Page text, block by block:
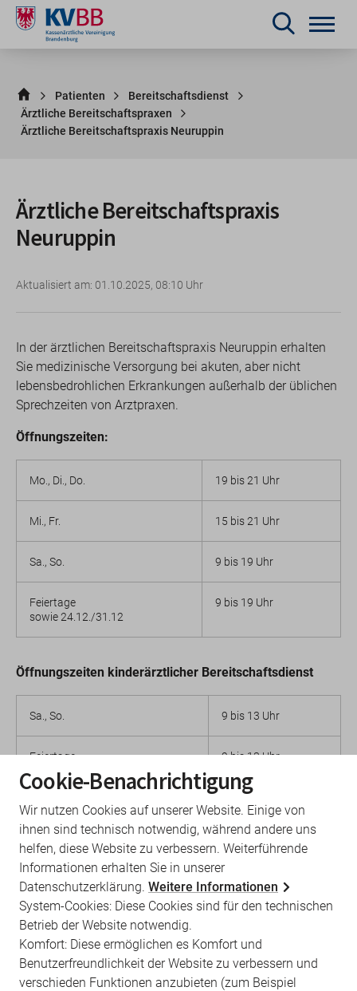
Patienten
Bereitschaftsdienst
Ärztliche Bereitschaftspraxen
Ärztliche Bereitschaftspraxis Neuruppin
Ärztliche Bereitschaftspraxis
Neuruppin
Aktualisiert am: 01.10.2025, 08:10 Uhr
In der ärztlichen Bereitschaftspraxis Neuruppin erhalten
Sie medizinische Versorgung bei akuten, aber nicht
lebensbedrohlichen Erkrankungen außerhalb der üblichen
Sprechzeiten von Arztpraxen.
Öffnungszeiten:
Mo., Di., Do. 19 bis 21 Uhr
Mi., Fr. 15 bis 21 Uhr
Sa., So. 9 bis 19 Uhr
Feiertage
sowie 24.12./31.12
9 bis 19 Uhr
Öffnungszeiten kinderärztlicher Bereitschaftsdienst
Sa., So. 9 bis 13 Uhr
Feiertage
sowie 24.12./31.12
9 bis 13 Uhr
Cookie-Benachrichtigung
Wir nutzen Cookies auf unserer Website. Einige von
ihnen sind technisch notwendig, während andere uns
helfen, diese Website zu verbessern. Weiterführende
Informationen erhalten Sie in unserer
Datenschutzerklärung. Weitere Informationen
System-Cookies: Diese Cookies sind für den technischen
Betrieb der Website notwendig.
Komfort: Diese ermöglichen es Komfort und
Benutzerfreundlichkeit der Website zu verbessern und
verschieden Funktionen anzubieten (zum Beispiel